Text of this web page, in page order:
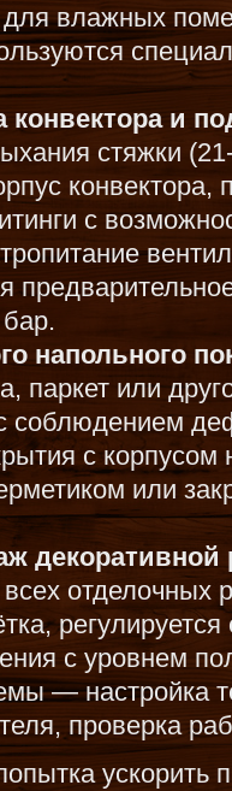
для влажных
конвектора и
стяжки
с
напольного
паркет или
с соблюдением
с
или
декоративной
отделочных
с уровнем
— настройка
проверка
ускорить